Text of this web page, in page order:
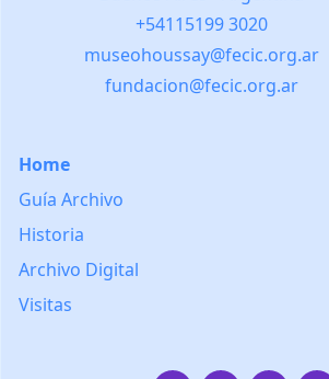
+54115199 3020
museohoussay@fecic.org.ar
fundacion@fecic.org.ar
Home
Guía Archivo
Historia
Archivo Digital
Visitas